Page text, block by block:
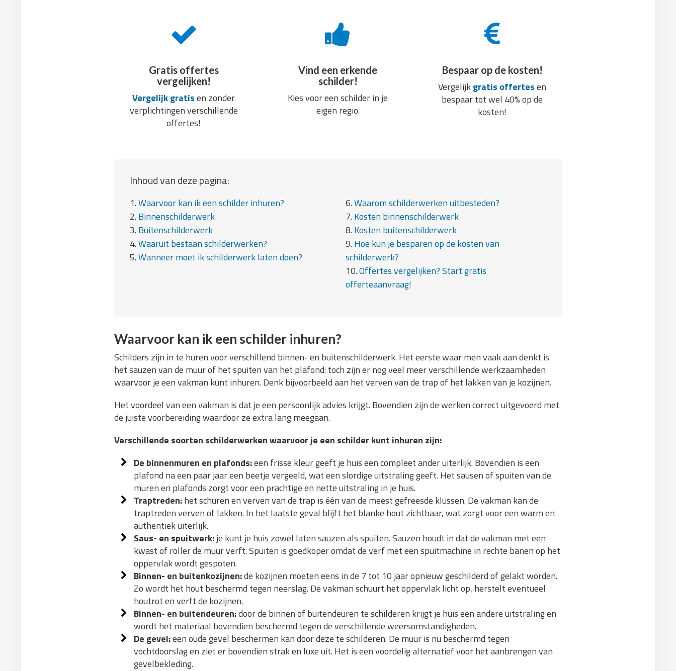
Gratis offertes
vergelijken!
Vergelijk gratisen zonder
verplichtingen verschillende
offertes!
Vind een erkende
schilder!
Kies voor een schilder in je
eigen regio.
Bespaar op de kosten!
Vergelijkgratis offertesen
bespaar tot wel 40% op de
kosten!
Inhoud van deze pagina:
1.Waarvoor kan ik een schilder inhuren?
2. Binnenschilderwerk
3. Buitenschilderwerk
4.Waaruit bestaan schilderwerken?
5.Wanneer moet ik schilderwerk laten doen?
6.Waarom schilderwerken uitbesteden?
7. Kosten binnenschilderwerk
8. Kosten buitenschilderwerk
9. Hoe kun je besparen op de kosten van
schilderwerk?
10.Offertes vergelijken? Start gratis
offerteaanvraag!
Waarvoor kan ik een schilder inhuren?
Schilders zijn in te huren voor verschillend binnen- en buitenschilderwerk. Het eerste waar men vaak aan denkt is
het sauzen van de muur of het spuiten van het plafond: toch zijn er nog veel meer verschillende werkzaamheden
waarvoor je een vakman kunt inhuren. Denk bijvoorbeeld aan het verven van de trap of het lakken van je kozijnen.
Het voordeel van een vakman is dat je een persoonlijk advies krijgt. Bovendien zijn de werken correct uitgevoerd met
de juiste voorbereiding waardoor ze extra lang meegaan.
Verschillende soorten schilderwerken waarvoor je een schilder kunt inhuren zijn:
De binnenmuren en plafonds:een frisse kleur geeft je huis een compleet ander uiterlijk. Bovendien is een
plafond na een paar jaar een beetje vergeeld, wat een slordige uitstraling geeft. Het sausen of spuiten van de
muren en plafonds zorgt voor een prachtige en nette uitstraling in je huis.
Traptreden:het schuren en verven van de trap is één van de meest gefreesde klussen. De vakman kan de
traptreden verven of lakken. In het laatste geval blijft het blanke hout zichtbaar, wat zorgt voor een warm en
authentiek uiterlijk.
Saus- en spuitwerk:je kunt je huis zowel laten sauzen als spuiten. Sauzen houdt in dat de vakman met een
kwast of roller de muur verft. Spuiten is goedkoper omdat de verf met een spuitmachine in rechte banen op het
oppervlak wordt gespoten.
Binnen- en buitenkozijnen:de kozijnen moeten eens in de 7 tot 10 jaar opnieuw geschilderd of gelakt worden.
Zo wordt het hout beschermd tegen neerslag. De vakman schuurt het oppervlak licht op, herstelt eventueel
houtrot en verft de kozijnen.
Binnen- en buitendeuren:door de binnen of buitendeuren te schilderen krijgt je huis een andere uitstraling en
wordt het materiaal bovendien beschermd tegen de verschillende weersomstandigheden.
De gevel:een oude gevel beschermen kan door deze te schilderen. De muur is nu beschermd tegen
vochtdoorslag en ziet er bovendien strak en luxe uit. Het is een voordelig alternatief voor het aanbrengen van
gevelbekleding.